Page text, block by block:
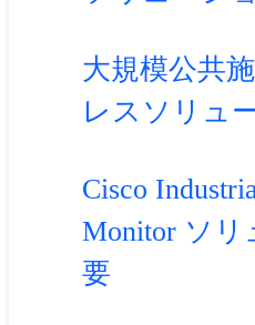
大規模公共
レスソリュ
Cisco
Monitor ソ
要